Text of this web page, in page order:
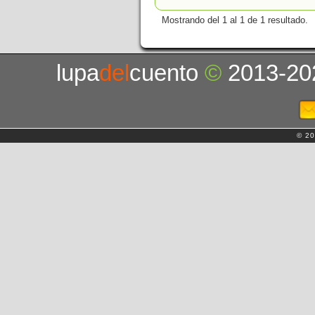
Mostrando del 1 al 1 de 1 resultado.
lupadelcuento© 2013-
©